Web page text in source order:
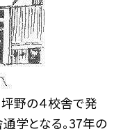
坪野の４校舎で発
学となる。37年の